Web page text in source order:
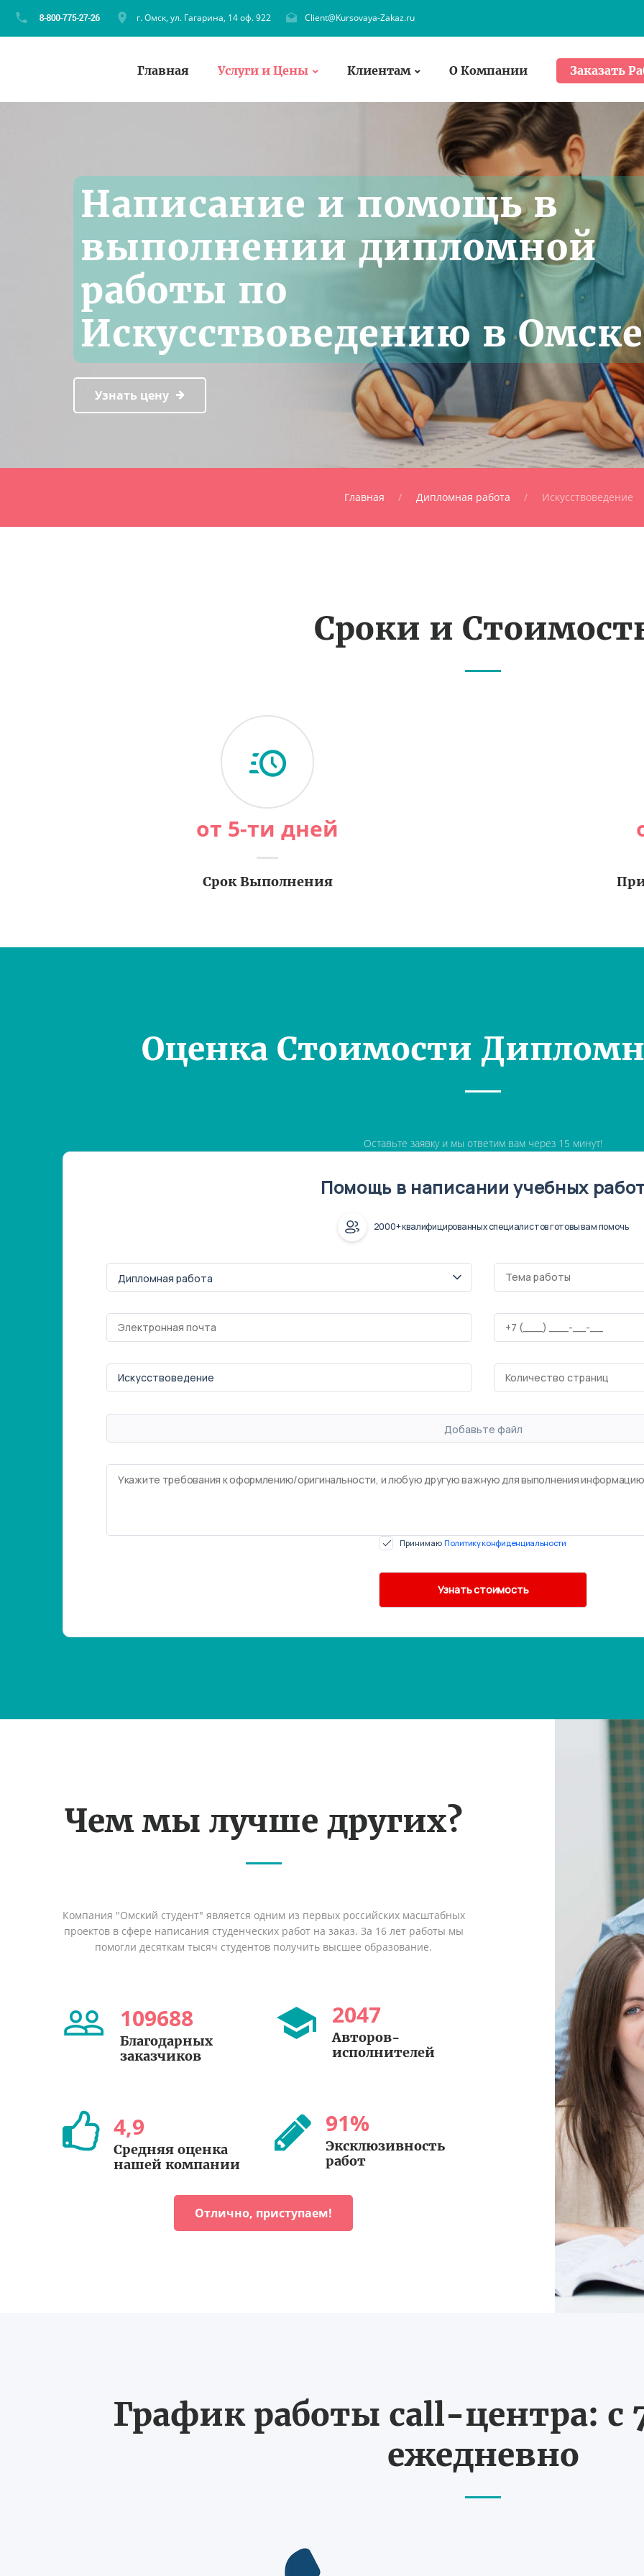
г. Омск, ул. Гагарина, 14 оф. 922 Client@Kursovaya-Zakaz.ru
Главная Услуги и Цены Клиентам О Компании Заказать
Написание и помощь в
выполнении дипломной
работы по
Искусствоведению в Омске
Узнать цену
Главная Дипломная работа Искусствоведение
Сроки и
от 5-ти дней
Срок Выполнения
Оценка Стоимости
Оставьте заявку и мы ответим вам через 15 минут!
Помощь в написании учебных
2000+ квалифицированных специалистов готовы вам помочь
Добавьте файл
Принимаю Политику конфиденциальности
Чем мы лучше других?
Компания "Омский студент" является одним из первых российских масштабных
проектов в сфере написания студенческих работ на заказ. За 16 лет работы мы
помогли десяткам тысяч студентов получить высшее образование.
109688
Благодарных
заказчиков
2047
Авторов-
исполнителей
4,9
Средняя оценка
нашей компании
91%
Эксклюзивность
работ
Отлично, приступаем!
График работы call-центра: с
ежедневно